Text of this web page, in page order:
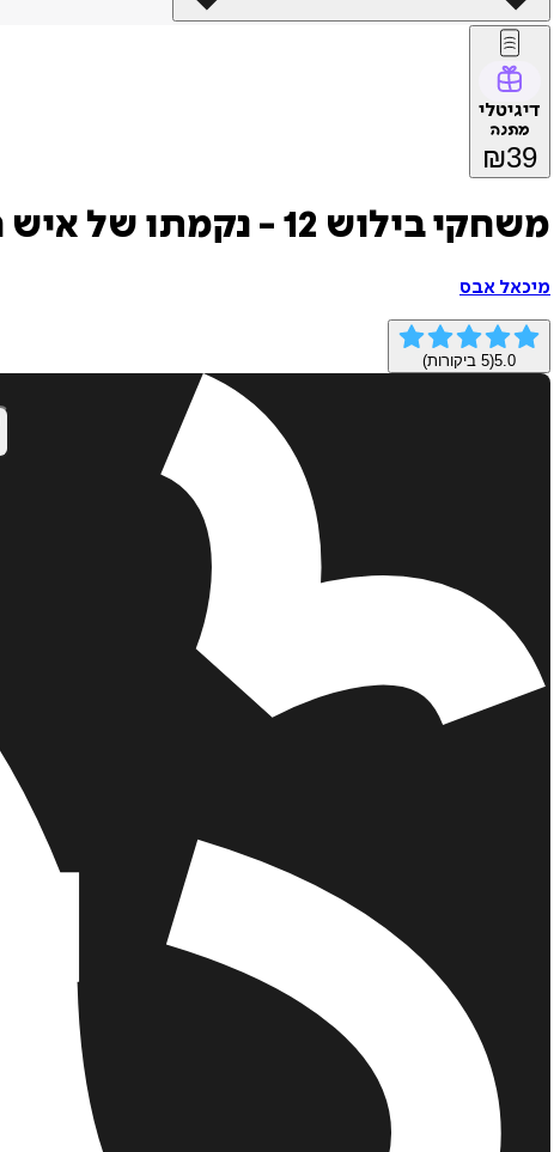
דיגיטלי
מתנה
₪39
משחקי בילוש 12 - נקמתו של איש החידות
מיכאל אבס
5.0
(
5 ביקורות)